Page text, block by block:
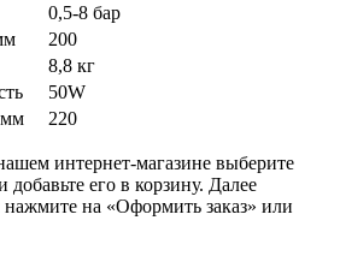
0,5-8 бар
200
8,8 кг
50W
мм
220
интернет-магазине выберите
его в корзину. Далее
на «Оформить заказ» или